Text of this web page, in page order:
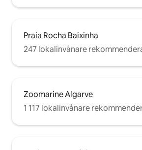
Praia Rocha Baixinha
247 lokalinvånare
Zoomarine Algarve
1 117 lokalinvånare